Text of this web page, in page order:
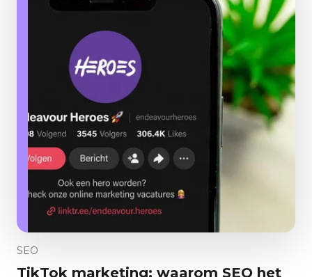
SEO
TikTok marketing: waarom SEO het